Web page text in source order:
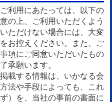
利用にあたっては、以下の
の上、ご利用いただくよう
ただけない場合には、大変
お控えください。また、ご
項にご同意いただいたもの
承願います。
載する情報は、いかなる会
法や手段によっても、これ
）を、当社の事前の書面に